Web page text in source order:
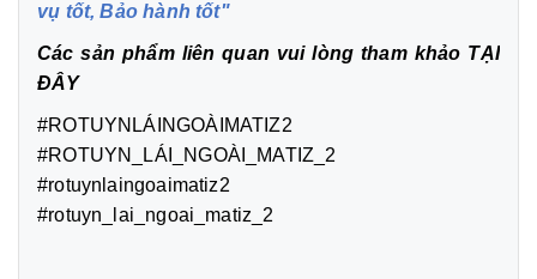
vụ tốt, Bảo hành tốt"
Các sản phẩm liên quan vui lòng tham khảo TẠI
ĐÂY
#ROTUYNLÁINGOÀIMATIZ2
#ROTUYN_LÁI_NGOÀI_MATIZ_2
#rotuynlaingoaimatiz2
#rotuyn_lai_ngoai_matiz_2